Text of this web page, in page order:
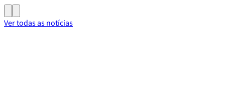
Ver todas as notícias